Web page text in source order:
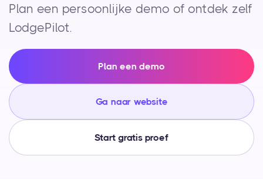
Plan een persoonlijke demo of ontdek zelf
LodgePilot.
Plan een demo
Ga naar website
Start gratis proef